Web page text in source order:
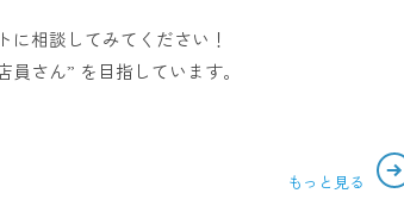
相談してみてください！
さん” を目指しています。
もっと見る